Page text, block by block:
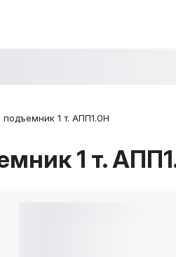
1 т. АПП1.0Н
1 т.